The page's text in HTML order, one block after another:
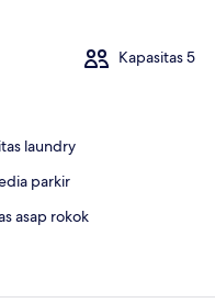
TV
Kapasitas 5
laundry
parkir
asap rokok